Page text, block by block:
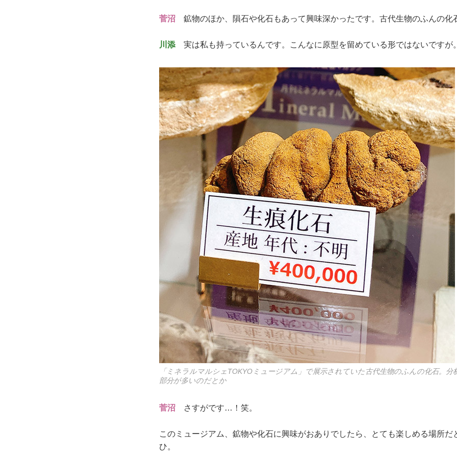
菅沼 鉱物のほか、隕石や化石もあって興味深かったです。古代生物のふんの化
川添 実は私も持っているんです。こんなに原型を留めている形ではないですが。
「ミネラルマルシェTOKYOミュージアム」で展示されていた古代生物のふんの化石。分
部分が多いのだとか
菅沼 さすがです…！笑。
このミュージアム、鉱物や化石に興味がおありでしたら、とても楽しめる場所だ
ひ。